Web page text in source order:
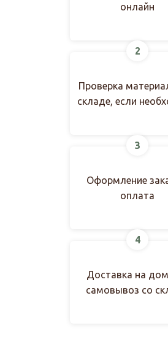
онлайн
2
Проверка
складе, если
3
Оформление
оплата
4
Доставка на
самовывоз со